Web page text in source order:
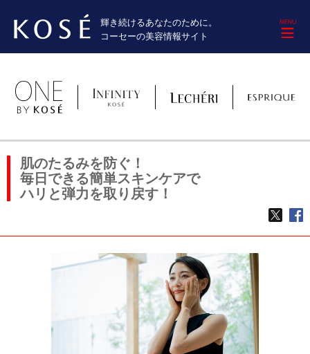
輝き続けるあなたのために。
コーセーの美容情報サイト
肌のたるみを防ぐ！
毎日できる簡単スキンケアで
ハリと弾力を取り戻す！